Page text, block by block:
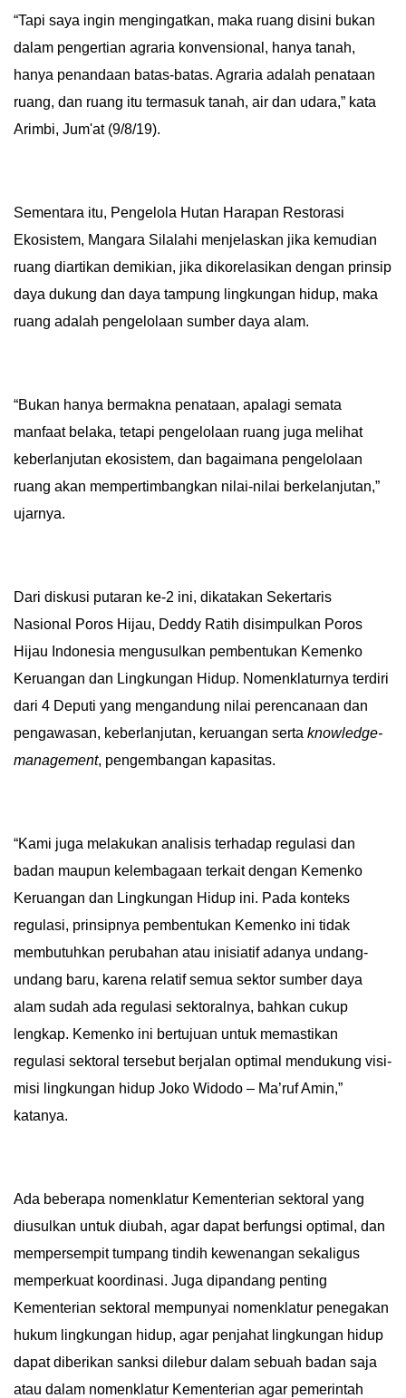
BERITA
“Tapi saya ingin mengingatkan, maka ruang disini bukan
dalam pengertian agraria konvensional, hanya tanah,
hanya penandaan batas-batas. Agraria adalah penataan
ruang, dan ruang itu termasuk tanah, air dan udara,” kata
Arimbi, Jum'at (9/8/19).
Sementara itu, Pengelola Hutan Harapan Restorasi
Ekosistem, Mangara Silalahi menjelaskan jika kemudian
ruang diartikan demikian, jika dikorelasikan dengan prinsip
daya dukung dan daya tampung lingkungan hidup, maka
ruang adalah pengelolaan sumber daya alam.
“Bukan hanya bermakna penataan, apalagi semata
manfaat belaka, tetapi pengelolaan ruang juga melihat
keberlanjutan ekosistem, dan bagaimana pengelolaan
ruang akan mempertimbangkan nilai-nilai berkelanjutan,”
ujarnya.
Dari diskusi putaran ke-2 ini, dikatakan Sekertaris
Nasional Poros Hijau, Deddy Ratih disimpulkan Poros
Hijau Indonesia mengusulkan pembentukan Kemenko
Keruangan dan Lingkungan Hidup. Nomenklaturnya terdiri
dari 4 Deputi yang mengandung nilai perencanaan dan
pengawasan, keberlanjutan, keruangan serta knowledge-
management, pengembangan kapasitas.
“Kami juga melakukan analisis terhadap regulasi dan
badan maupun kelembagaan terkait dengan Kemenko
Keruangan dan Lingkungan Hidup ini. Pada konteks
regulasi, prinsipnya pembentukan Kemenko ini tidak
membutuhkan perubahan atau inisiatif adanya undang-
undang baru, karena relatif semua sektor sumber daya
alam sudah ada regulasi sektoralnya, bahkan cukup
lengkap. Kemenko ini bertujuan untuk memastikan
regulasi sektoral tersebut berjalan optimal mendukung visi-
misi lingkungan hidup Joko Widodo – Ma’ruf Amin,”
katanya.
Ada beberapa nomenklatur Kementerian sektoral yang
diusulkan untuk diubah, agar dapat berfungsi optimal, dan
mempersempit tumpang tindih kewenangan sekaligus
memperkuat koordinasi. Juga dipandang penting
Kementerian sektoral mempunyai nomenklatur penegakan
hukum lingkungan hidup, agar penjahat lingkungan hidup
dapat diberikan sanksi dilebur dalam sebuah badan saja
atau dalam nomenklatur Kementerian agar pemerintah